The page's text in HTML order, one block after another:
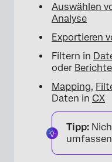
Auswählen
Analyse
Exportieren
Filtern in
oder Berichte
Mapping,
Daten in CX
Tipp:
umfassen